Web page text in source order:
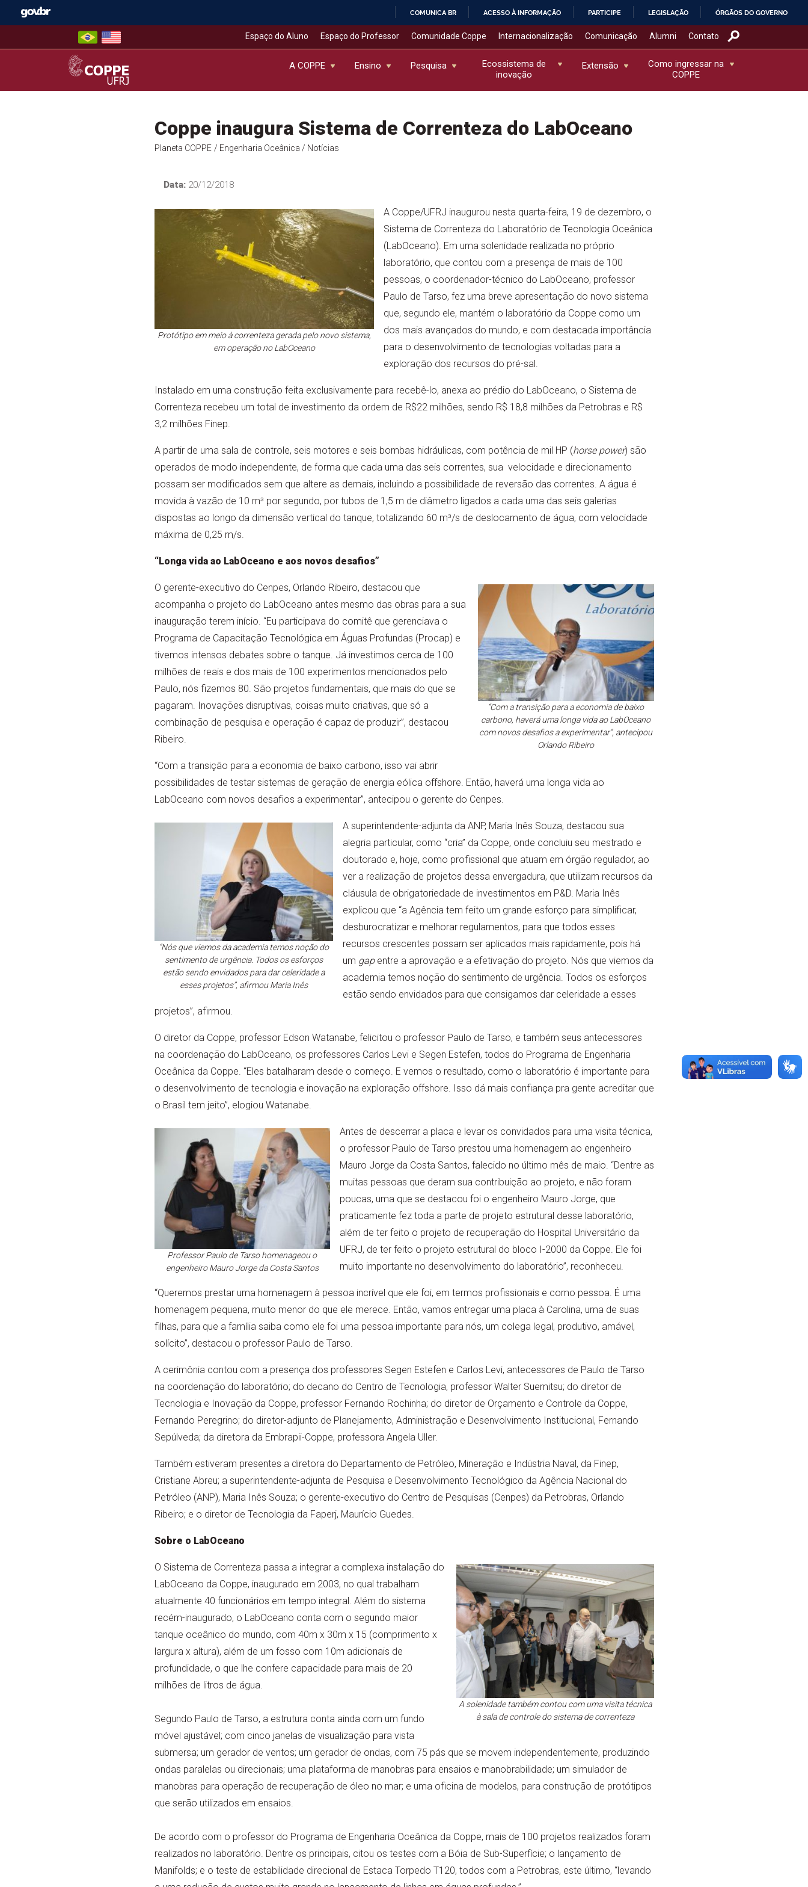
COMUNICA BR ACESSO À INFORMAÇÃO PARTICIPE LEGISLAÇÃO ÓRGÃOS DO GOVERNO
Espaço do Aluno Espaço do Professor Comunidade Coppe Internacionalização Comunicação Alumni Contato
COPPE – UFRJ
A COPPE Ensino Pesquisa
Ecossistema de
inovação
Extensão
Como ingressar na
COPPE
Coppe inaugura Sistema de Correnteza do LabOceano
Planeta COPPE / Engenharia Oceânica / Notícias
Data:20/12/2018
Protótipo em meio à correnteza gerada pelo novo sistema,
em operação no LabOceano
A Coppe/UFRJ inaugurou nesta quarta-feira, 19 de dezembro, o
Sistema de Correnteza do Laboratório de Tecnologia Oceânica
(LabOceano). Em uma solenidade realizada no próprio
laboratório, que contou com a presença de mais de 100
pessoas, o coordenador-técnico do LabOceano, professor
Paulo de Tarso, fez uma breve apresentação do novo sistema
que, segundo ele, mantém o laboratório da Coppe como um
dos mais avançados do mundo, e com destacada importância
para o desenvolvimento de tecnologias voltadas para a
exploração dos recursos do pré-sal.
Instalado em uma construção feita exclusivamente para recebê-lo, anexa ao prédio do LabOceano, o Sistema de
Correnteza recebeu um total de investimento da ordem de R$22 milhões, sendo R$ 18,8 milhões da Petrobras e R$
3,2 milhões Finep.
A partir de uma sala de controle, seis motores e seis bombas hidráulicas, com potência de mil HP (horse power) são
operados de modo independente, de forma que cada uma das seis correntes, sua velocidade e direcionamento
possam ser modificados sem que altere as demais, incluindo a possibilidade de reversão das correntes. A água é
movida à vazão de 10 m³ por segundo, por tubos de 1,5 m de diâmetro ligados a cada uma das seis galerias
dispostas ao longo da dimensão vertical do tanque, totalizando 60 m³/s de deslocamento de água, com velocidade
máxima de 0,25 m/s.
“Longa vida ao LabOceano e aos novos desafios”
“Com a transição para a economia de baixo
carbono, haverá uma longa vida ao LabOceano
com novos desafios a experimentar”, antecipou
Orlando Ribeiro
O gerente-executivo do Cenpes, Orlando Ribeiro, destacou que
acompanha o projeto do LabOceano antes mesmo das obras para a sua
inauguração terem início. “Eu participava do comitê que gerenciava o
Programa de Capacitação Tecnológica em Águas Profundas (Procap) e
tivemos intensos debates sobre o tanque. Já investimos cerca de 100
milhões de reais e dos mais de 100 experimentos mencionados pelo
Paulo, nós fizemos 80. São projetos fundamentais, que mais do que se
pagaram. Inovações disruptivas, coisas muito criativas, que só a
combinação de pesquisa e operação é capaz de produzir”, destacou
Ribeiro.
“Com a transição para a economia de baixo carbono, isso vai abrir
possibilidades de testar sistemas de geração de energia eólica offshore. Então, haverá uma longa vida ao
LabOceano com novos desafios a experimentar”, antecipou o gerente do Cenpes.
“Nós que viemos da academia temos noção do
sentimento de urgência. Todos os esforços
estão sendo envidados para dar celeridade a
esses projetos”, afirmou Maria Inês
A superintendente-adjunta da ANP, Maria Inês Souza, destacou sua
alegria particular, como “cria” da Coppe, onde concluiu seu mestrado e
doutorado e, hoje, como profissional que atuam em órgão regulador, ao
ver a realização de projetos dessa envergadura, que utilizam recursos da
cláusula de obrigatoriedade de investimentos em P&D. Maria Inês
explicou que “a Agência tem feito um grande esforço para simplificar,
desburocratizar e melhorar regulamentos, para que todos esses
recursos crescentes possam ser aplicados mais rapidamente, pois há
um gap entre a aprovação e a efetivação do projeto. Nós que viemos da
academia temos noção do sentimento de urgência. Todos os esforços
estão sendo envidados para que consigamos dar celeridade a esses
projetos”, afirmou.
O diretor da Coppe, professor Edson Watanabe, felicitou o professor Paulo de Tarso, e também seus antecessores
na coordenação do LabOceano, os professores Carlos Levi e Segen Estefen, todos do Programa de Engenharia
Oceânica da Coppe. “Eles batalharam desde o começo. E vemos o resultado, como o laboratório é importante para
o desenvolvimento de tecnologia e inovação na exploração offshore. Isso dá mais confiança pra gente acreditar que
o Brasil tem jeito”, elogiou Watanabe.
Professor Paulo de Tarso homenageou o
engenheiro Mauro Jorge da Costa Santos
Antes de descerrar a placa e levar os convidados para uma visita técnica,
o professor Paulo de Tarso prestou uma homenagem ao engenheiro
Mauro Jorge da Costa Santos, falecido no último mês de maio. “Dentre as
muitas pessoas que deram sua contribuição ao projeto, e não foram
poucas, uma que se destacou foi o engenheiro Mauro Jorge, que
praticamente fez toda a parte de projeto estrutural desse laboratório,
além de ter feito o projeto de recuperação do Hospital Universitário da
UFRJ, de ter feito o projeto estrutural do bloco I-2000 da Coppe. Ele foi
muito importante no desenvolvimento do laboratório”, reconheceu.
“Queremos prestar uma homenagem à pessoa incrível que ele foi, em termos profissionais e como pessoa. É uma
homenagem pequena, muito menor do que ele merece. Então, vamos entregar uma placa à Carolina, uma de suas
filhas, para que a família saiba como ele foi uma pessoa importante para nós, um colega legal, produtivo, amável,
solícito”, destacou o professor Paulo de Tarso.
A cerimônia contou com a presença dos professores Segen Estefen e Carlos Levi, antecessores de Paulo de Tarso
na coordenação do laboratório; do decano do Centro de Tecnologia, professor Walter Suemitsu; do diretor de
Tecnologia e Inovação da Coppe, professor Fernando Rochinha; do diretor de Orçamento e Controle da Coppe,
Fernando Peregrino; do diretor-adjunto de Planejamento, Administração e Desenvolvimento Institucional, Fernando
Sepúlveda; da diretora da Embrapii-Coppe, professora Angela Uller.
Também estiveram presentes a diretora do Departamento de Petróleo, Mineração e Indústria Naval, da Finep,
Cristiane Abreu; a superintendente-adjunta de Pesquisa e Desenvolvimento Tecnológico da Agência Nacional do
Petróleo (ANP), Maria Inês Souza; o gerente-executivo do Centro de Pesquisas (Cenpes) da Petrobras, Orlando
Ribeiro; e o diretor de Tecnologia da Faperj, Maurício Guedes.
Sobre o LabOceano
A solenidade também contou com uma visita técnica
à sala de controle do sistema de correnteza
O Sistema de Correnteza passa a integrar a complexa instalação do
LabOceano da Coppe, inaugurado em 2003, no qual trabalham
atualmente 40 funcionários em tempo integral. Além do sistema
recém-inaugurado, o LabOceano conta com o segundo maior
tanque oceânico do mundo, com 40m x 30m x 15 (comprimento x
largura x altura), além de um fosso com 10m adicionais de
profundidade, o que lhe confere capacidade para mais de 20
milhões de litros de água.
Segundo Paulo de Tarso, a estrutura conta ainda com um fundo
móvel ajustável; com cinco janelas de visualização para vista
submersa; um gerador de ventos; um gerador de ondas, com 75 pás que se movem independentemente, produzindo
ondas paralelas ou direcionais; uma plataforma de manobras para ensaios e manobrabilidade; um simulador de
manobras para operação de recuperação de óleo no mar; e uma oficina de modelos, para construção de protótipos
que serão utilizados em ensaios.
De acordo com o professor do Programa de Engenharia Oceânica da Coppe, mais de 100 projetos realizados foram
realizados no laboratório. Dentre os principais, citou os testes com a Bóia de Sub-Superfície; o lançamento de
Manifolds; e o teste de estabilidade direcional de Estaca Torpedo T120, todos com a Petrobras, este último, “levando